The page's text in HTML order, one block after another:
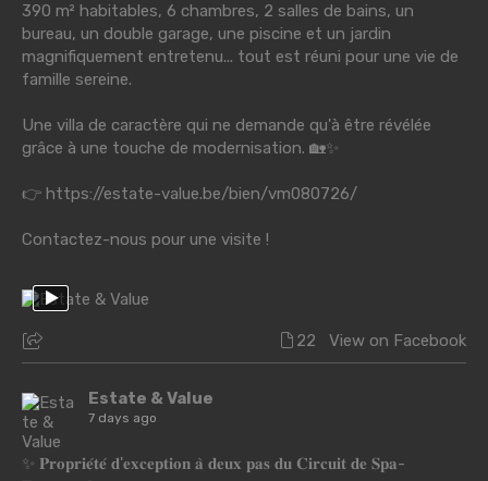
390 m² habitables, 6 chambres, 2 salles de bains, un
bureau, un double garage, une piscine et un jardin
magnifiquement entretenu... tout est réuni pour une vie de
famille sereine.
Une villa de caractère qui ne demande qu'à être révélée
grâce à une touche de modernisation. 🏡✨
👉 https://estate-value.be/bien/vm080726/
Contactez-nous pour une visite !
22 View on Facebook
Estate & Value
7 days ago
✨ 𝐏𝐫𝐨𝐩𝐫𝐢𝐞́𝐭𝐞́ 𝐝'𝐞𝐱𝐜𝐞𝐩𝐭𝐢𝐨𝐧 𝐚̀ 𝐝𝐞𝐮𝐱 𝐩𝐚𝐬 𝐝𝐮 𝐂𝐢𝐫𝐜𝐮𝐢𝐭 𝐝𝐞 𝐒𝐩𝐚-